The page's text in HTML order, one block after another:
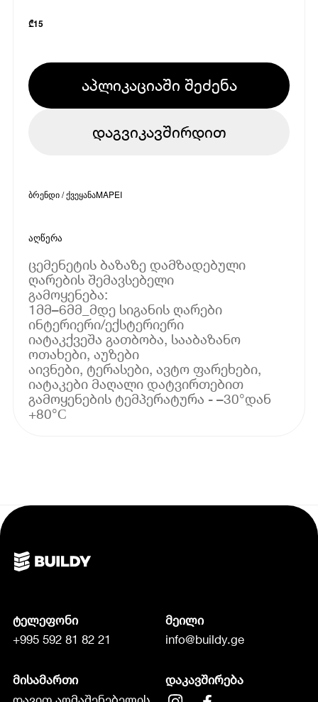
₾15
აპლიკაციაში შეძენა
დაგვიკავშირდით
ბრენდი / ქვეყანაMAPEI
აღწერა
ცემენეტის ბაზაზე დამზადებული
ღარების შემავსებელი
გამოყენება:
1მმ–6მმ_მდე სიგანის ღარები
ინტერიერი/ექსტერიერი
იატაკქვეშა გათბობა, სააბაზანო
ოთახები, აუზები
აივნები, ტერასები, ავტო ფარეხები,
იატაკები მაღალი დატვირთებით
გამოყენების ტემპერატურა - –30°დან
+80°С
ტელეფონი
+995 592 81 82 21
მეილი
info@buildy.ge
მისამართი
დაკავშირება